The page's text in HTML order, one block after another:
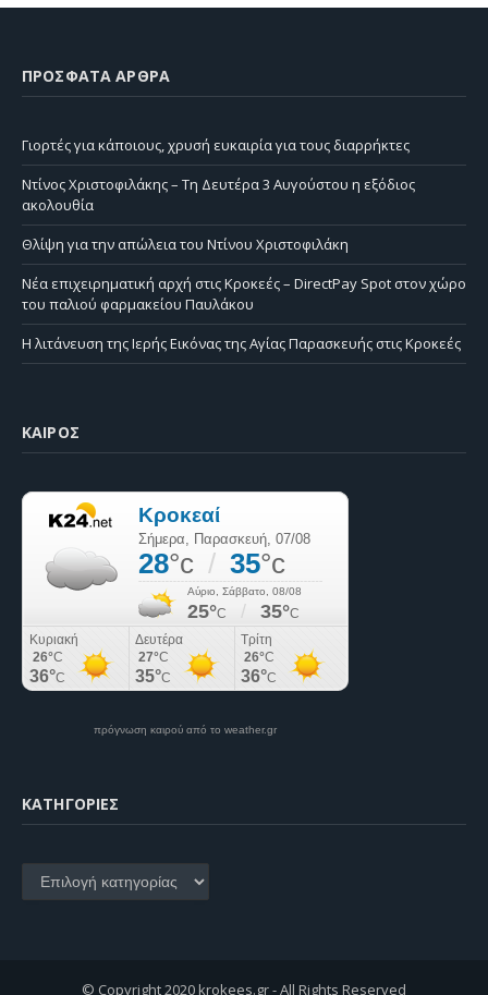
ΠΡΌΣΦΑΤΑ ΆΡΘΡΑ
Γιορτές για κάποιους, χρυσή ευκαιρία για τους διαρρήκτες
Ντίνος Χριστοφιλάκης – Τη Δευτέρα 3 Αυγούστου η εξόδιος
ακολουθία
Θλίψη για την απώλεια του Ντίνου Χριστοφιλάκη
Νέα επιχειρηματική αρχή στις Κροκεές – DirectPay Spot στον χώρο
του παλιού φαρμακείου Παυλάκου
Η λιτάνευση της Ιερής Εικόνας της Αγίας Παρασκευής στις Κροκεές
ΚΑΙΡΌΣ
πρόγνωση καιρού από το weather.gr
KΑΤΗΓΟΡΊΕΣ
Kατηγορίες
© Copyright 2020 krokees.gr - All Rights Reserved